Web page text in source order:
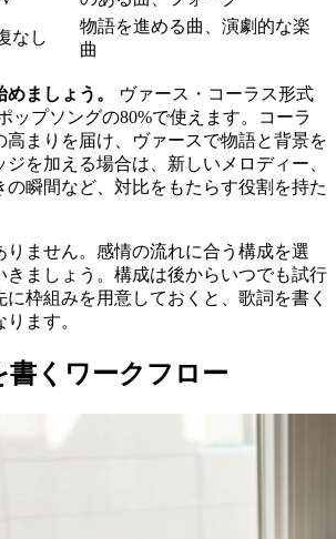
なし
物語を進める曲、演劇的な楽
曲
ましょう。
ヴァース・コーラス形式
ップソングの80%で使えます。コーラ
高まりを届け、ヴァースで物語と背景を
を加える場合は、新しいメロディー、
の瞬間など、対比をもたらす役割を持た
りません。感情の流れに合う構成を選
きましょう。構成は後からいつでも試行
枠組みを用意しておくと、歌詞を書く
ます。
書くワークフロー